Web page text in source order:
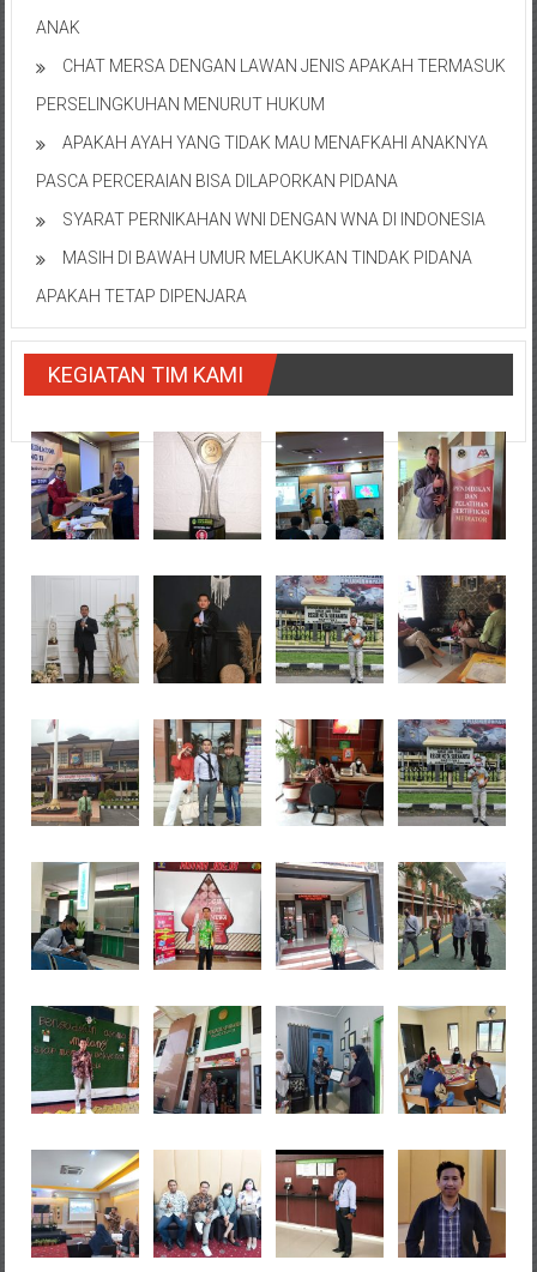
Terdekat
ANAK
CHAT MERSA DENGAN LAWAN JENIS APAKAH TERMASUK
PERSELINGKUHAN MENURUT HUKUM
APAKAH AYAH YANG TIDAK MAU MENAFKAHI ANAKNYA
PASCA PERCERAIAN BISA DILAPORKAN PIDANA
SYARAT PERNIKAHAN WNI DENGAN WNA DI INDONESIA
MASIH DI BAWAH UMUR MELAKUKAN TINDAK PIDANA
APAKAH TETAP DIPENJARA
KEGIATAN TIM KAMI